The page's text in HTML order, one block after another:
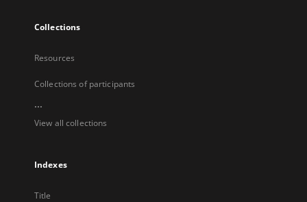
Collections
Resources
Collections of participants
...
View all collections
Indexes
Title